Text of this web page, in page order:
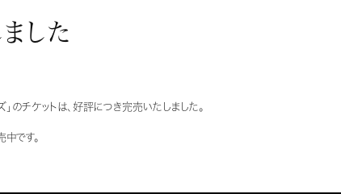
した
のチケットは、好評につき完売いたしました。
です。